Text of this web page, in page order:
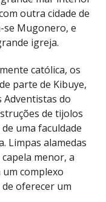
outra cidade de
se Mugonero, e
igreja.
católica, os
parte de Kibuye,
Adventistas do
de tijolos
uma faculdade
Limpas alamedas
menor, a
complexo
oferecer um